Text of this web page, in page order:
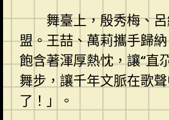
舞臺上，殷秀梅、
盟。王喆、萬莉攜手歸
飽含著渾厚熱忱，讓“直
舞步，讓千年文脈在歌
了！」。